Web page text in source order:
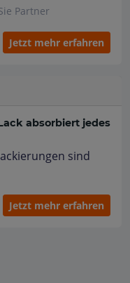
Partner
Jetzt mehr erfahren
absorbiert jedes
sind
Jetzt mehr erfahren